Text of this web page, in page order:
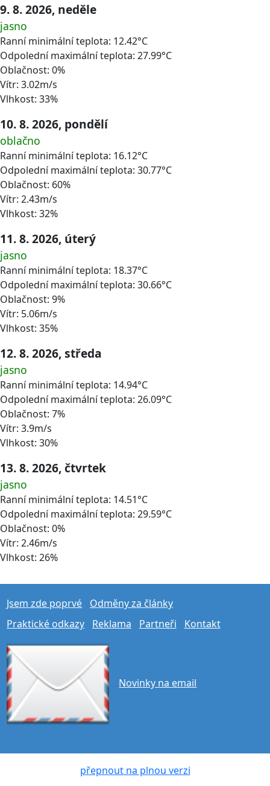
9. 8. 2026, neděle
jasno
Ranní minimální teplota: 12.42°C
Odpolední maximální teplota: 27.99°C
Oblačnost: 0%
Vítr: 3.02m/s
Vlhkost: 33%
10. 8. 2026, pondělí
oblačno
Ranní minimální teplota: 16.12°C
Odpolední maximální teplota: 30.77°C
Oblačnost: 60%
Vítr: 2.43m/s
Vlhkost: 32%
11. 8. 2026, úterý
jasno
Ranní minimální teplota: 18.37°C
Odpolední maximální teplota: 30.66°C
Oblačnost: 9%
Vítr: 5.06m/s
Vlhkost: 35%
12. 8. 2026, středa
jasno
Ranní minimální teplota: 14.94°C
Odpolední maximální teplota: 26.09°C
Oblačnost: 7%
Vítr: 3.9m/s
Vlhkost: 30%
13. 8. 2026, čtvrtek
jasno
Ranní minimální teplota: 14.51°C
Odpolední maximální teplota: 29.59°C
Oblačnost: 0%
Vítr: 2.46m/s
Vlhkost: 26%
Jsem zde poprvé
Odměny za články
Praktické odkazy
Reklama Partneři Kontakt
Novinky na email
přepnout na plnou verzi